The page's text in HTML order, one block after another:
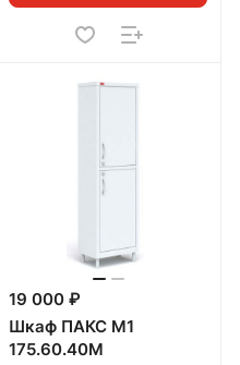
19 000 ₽
Шкаф ПАКС М1
175.60.40М